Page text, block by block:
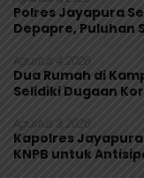
Polres Jayapura
Depapre, Puluhan
Agustus 4, 2026
Dua Rumah di
Selidiki Dugaan
Agustus 3, 2026
Kapolres
KNPB untuk